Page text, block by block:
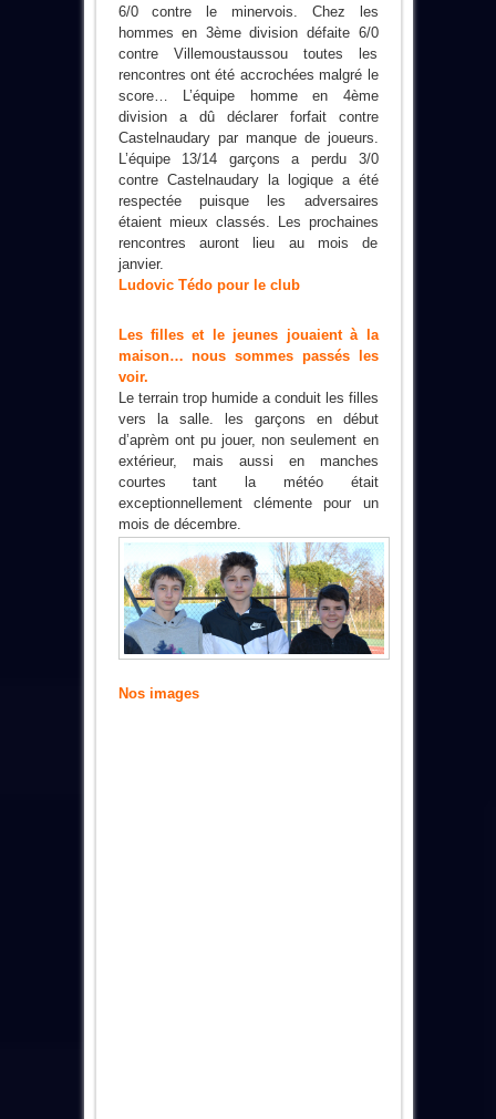
6/0 contre le minervois. Chez les
hommes en 3ème division défaite 6/0
contre Villemoustaussou toutes les
rencontres ont été accrochées malgré le
score… L’équipe homme en 4ème
division a dû déclarer forfait contre
Castelnaudary par manque de joueurs.
L’équipe 13/14 garçons a perdu 3/0
contre Castelnaudary la logique a été
respectée puisque les adversaires
étaient mieux classés. Les prochaines
rencontres auront lieu au mois de
janvier.
Ludovic Tédo pour le club
Les filles et le jeunes jouaient à la
maison… nous sommes passés les
voir.
Le terrain trop humide a conduit les filles
vers la salle. les garçons en début
d’aprèm ont pu jouer, non seulement en
extérieur, mais aussi en manches
courtes tant la météo était
exceptionnellement clémente pour un
mois de décembre.
Nos images